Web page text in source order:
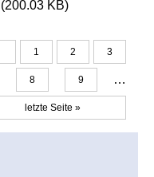
(200.03 KB)
1 2 3
8 9 …
letzte Seite »